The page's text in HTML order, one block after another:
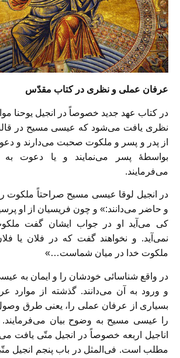
عرفان عملی و نظری در کتاب مقدّس
در کتاب عهد جدید خصوصاً در انجیل یوحنا
نظری یافت می‌شود که عیسی مسیح در
از پدر و پسر و ملکوت صحبت می‌دارند و
بواسطۀ پسر می‌نمایند و یا دعوت
می‌فرمایند.
در انجیل لوقا عیسی مسیح صراحتاً ملکوت
و حاضر می‌دانند:» و چون فریسیان از او
کی می‌آید او در جواب ایشان گفت
نمی‌آید. و نخواهند گفت که در فلان یا
ملکوت خدا در میان شماست…»
در واقع شناسائی خودشان را و ایمان به
و ورود به آن می‌دانند. گذشته از موارد
بسیاری از عرفان عملی را، یعنی طرق
را عیسی مسیح به وضوح بیان می‌فرمایند.
اناجیل اربعه خصوصاً در انجیل متّی یافت
مطلب است. فی‌المثل در باب پنجم انجیل